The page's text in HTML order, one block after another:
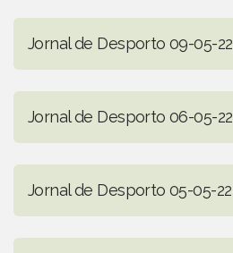
Jornal de Desporto 09-05-22
Jornal de Desporto 06-05-22
Jornal de Desporto 05-05-22